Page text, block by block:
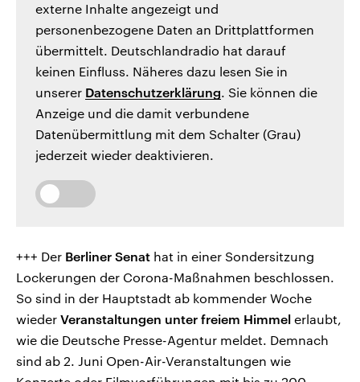
externe Inhalte angezeigt und
personenbezogene Daten an Drittplattformen
übermittelt. Deutschlandradio hat darauf
keinen Einfluss. Näheres dazu lesen Sie in
unserer Datenschutzerklärung. Sie können die
Anzeige und die damit verbundene
Datenübermittlung mit dem Schalter (Grau)
jederzeit wieder deaktivieren.
+++ Der Berliner Senat hat in einer Sondersitzung
Lockerungen der Corona-Maßnahmen beschlossen.
So sind in der Hauptstadt ab kommender Woche
wieder Veranstaltungen unter freiem Himmel erlaubt,
wie die Deutsche Presse-Agentur meldet. Demnach
sind ab 2. Juni Open-Air-Veranstaltungen wie